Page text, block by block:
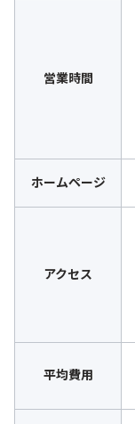
営業時間
ホームページ
アクセス
平均費用